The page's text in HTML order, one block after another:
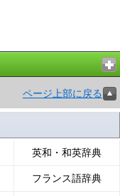
ページ上部に戻る
英和・和英辞典
フランス語辞典